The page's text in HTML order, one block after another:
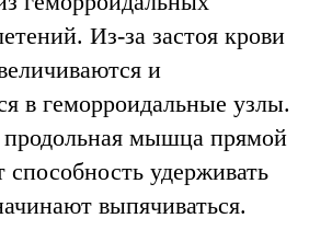
Из-за застоя крови
и
в геморроидальные узлы.
мышца прямой
способность удерживать
выпячиваться.